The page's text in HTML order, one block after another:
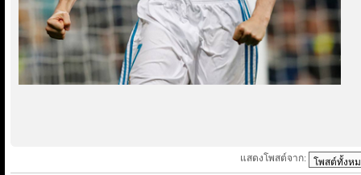
แสดงโพสต์จาก: